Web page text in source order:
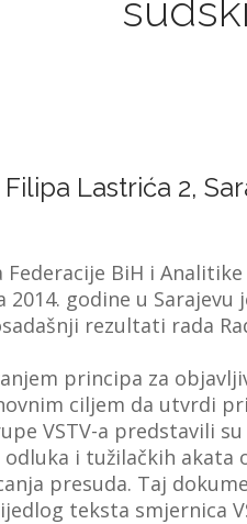
Lastrića 2,
BiH i
2014. godine u
rezultati rada
principa za
ciljem da utvrdi
VSTV-a predstavili
i tužilačkih
presuda. Taj
teksta smjernica